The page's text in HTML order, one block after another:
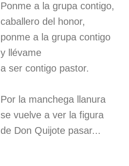
Ponme a la grupa contigo,
caballero del honor,
ponme a la grupa contigo
y llévame
a ser contigo pastor.
Por la manchega llanura
se vuelve a ver la figura
de Don Quijote pasar...